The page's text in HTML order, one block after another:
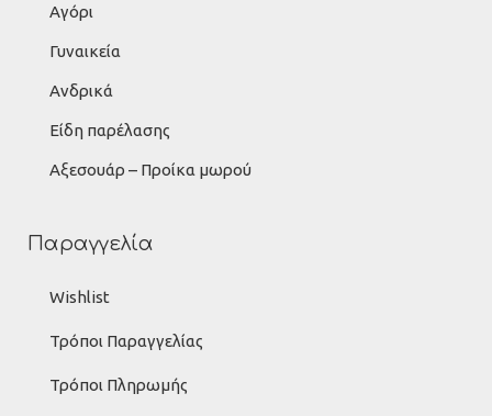
Αγόρι
Γυναικεία
Ανδρικά
Είδη παρέλασης
Αξεσουάρ – Προίκα μωρού
Παραγγελία
Wishlist
Τρόποι Παραγγελίας
Τρόποι Πληρωμής